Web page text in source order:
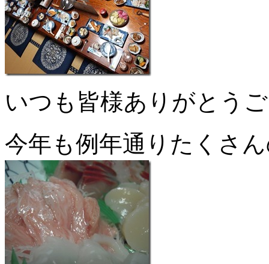
いつも皆様ありがとう
今年も例年通りたくさ